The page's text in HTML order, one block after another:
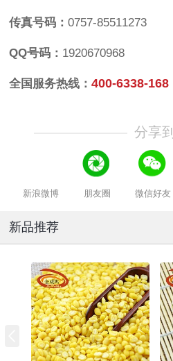
传真号码： 0757-85511273
QQ号码： 1920670968
全国服务热线： 400-6338-168
分享到
新浪微博 朋友圈 微信好友
新品推荐